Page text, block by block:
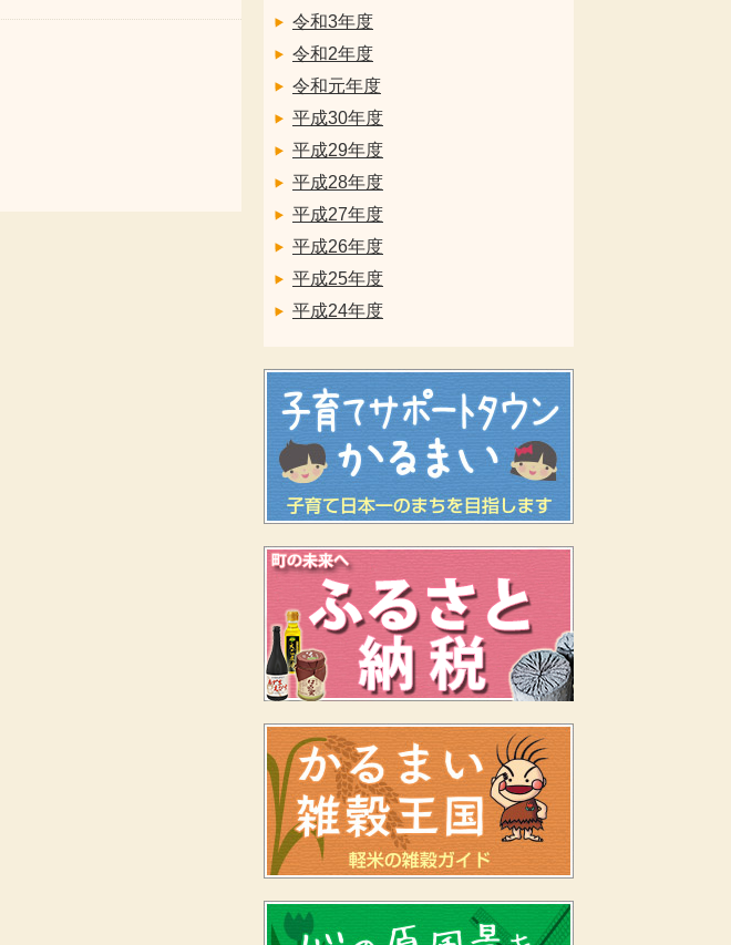
令和3年度
令和2年度
令和元年度
平成30年度
平成29年度
平成28年度
平成27年度
平成26年度
平成25年度
平成24年度